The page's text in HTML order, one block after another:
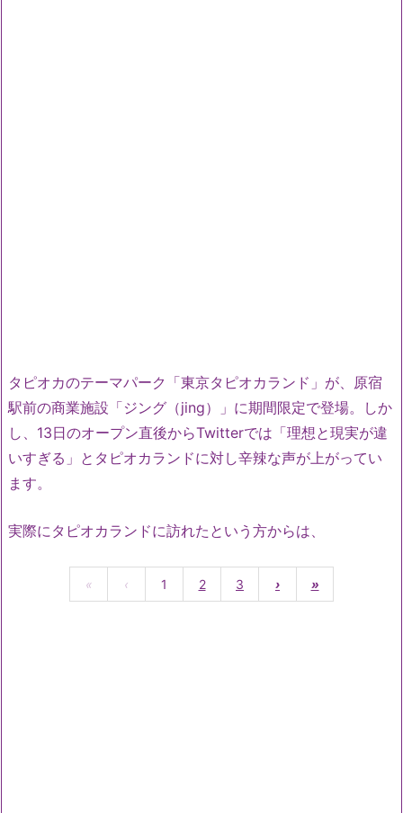
タピオカのテーマパーク「東京タピオカランド」が、原宿
駅前の商業施設「ジング（jing）」に期間限定で登場。しか
し、13日のオープン直後からTwitterでは「理想と現実が違
いすぎる」とタピオカランドに対し辛辣な声が上がってい
ます。
実際にタピオカランドに訪れたという方からは、
« ‹ 1 2 3 › »